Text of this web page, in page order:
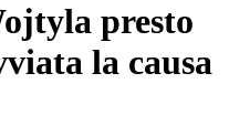
presto
la causa